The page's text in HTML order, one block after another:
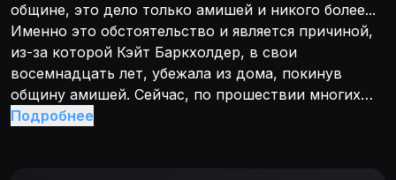
общине, это дело только амишей и никого более...
Именно это обстоятельство и является причиной,
из-за которой Кэйт Баркхолдер, в свои
восемнадцать лет, убежала из дома, покинув
общину амишей. Сейчас, по прошествии многих
лет, она - успешный шеф полицейского участка, и
Подробнее